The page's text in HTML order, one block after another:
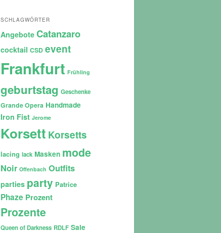
SCHLAGWÖRTER
Angebote Catanzaro
cocktail CSD event
Frankfurt Frühling
geburtstag Geschenke
Grande Opera Handmade
Iron Fist Jerome
Korsett Korsetts
lacing lack Masken mode
Noir Offenbach Outfits
parties party Patrice
Phaze Prozent
Prozente
Queen of Darkness RDLF Sale